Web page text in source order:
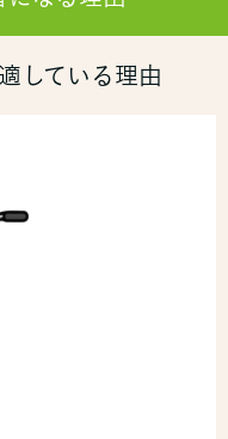
している理由